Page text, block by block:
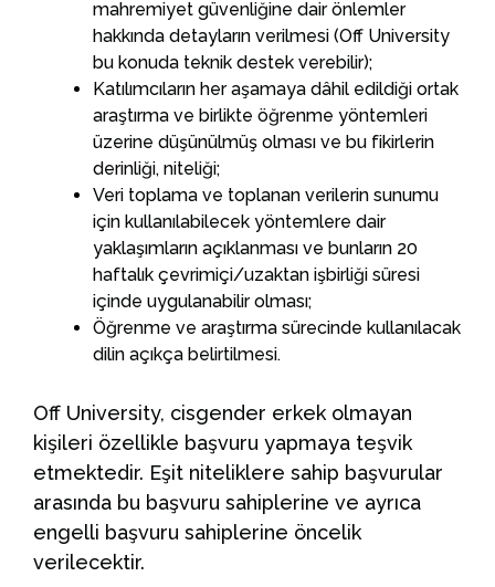
mahremiyet güvenliğine dair önlemler
hakkında detayların verilmesi (Off University
bu konuda teknik destek verebilir);
Katılımcıların her aşamaya dâhil edildiği ortak
araştırma ve birlikte öğrenme yöntemleri
üzerine düşünülmüş olması ve bu fikirlerin
derinliği, niteliği;
Veri toplama ve toplanan verilerin sunumu
için kullanılabilecek yöntemlere dair
yaklaşımların açıklanması ve bunların 20
haftalık çevrimiçi/uzaktan işbirliği süresi
içinde uygulanabilir olması;
Öğrenme ve araştırma sürecinde kullanılacak
dilin açıkça belirtilmesi.
Off University, cisgender erkek olmayan
kişileri özellikle başvuru yapmaya teşvik
etmektedir. Eşit niteliklere sahip başvurular
arasında bu başvuru sahiplerine ve ayrıca
engelli başvuru sahiplerine öncelik
verilecektir.